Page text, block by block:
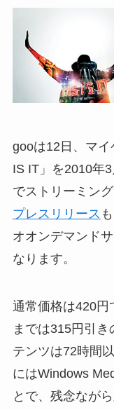
gooは12日、マ
IS IT」を2010年
でストリーミン
プレスリリース
オオンデマンドサ
なります。
通常価格は420円
までは315円引
テンツは72時間
にはWindows
とで、残念なが